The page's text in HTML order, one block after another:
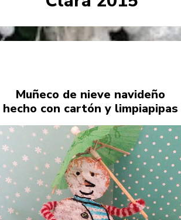
Muñeco de nieve navideño
hecho con cartón y limpiapipas